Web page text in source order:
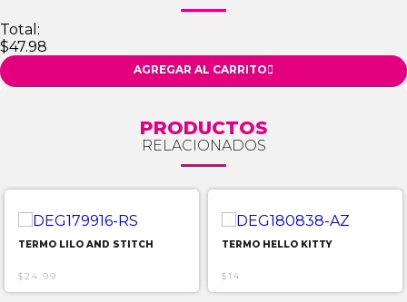
Total:
$47.98
AGREGAR AL CARRITO
PRODUCTOS
RELACIONADOS
TERMO LILO AND STITCH
$24.99
TERMO HELLO KITTY
$14